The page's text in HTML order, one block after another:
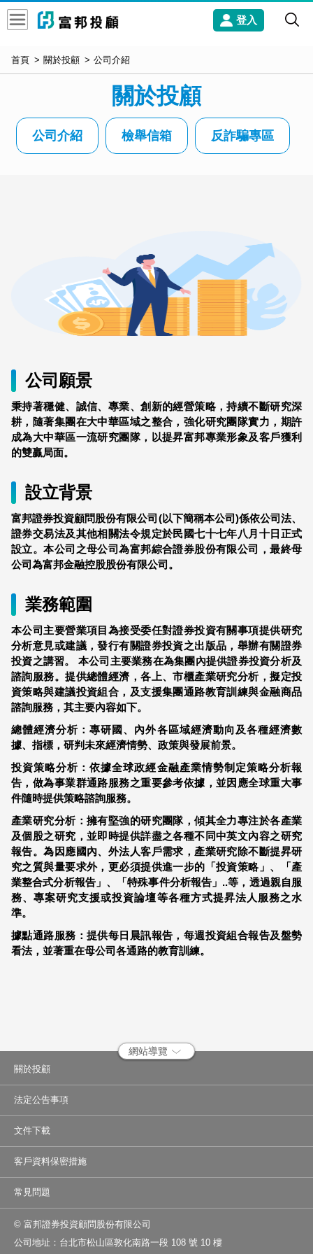
登入
首頁 關於投顧 公司介紹
關於投顧
公司介紹 檢舉信箱 反詐騙專區
公司願景
秉持著穩健、誠信、專業、創新的經營策略，持續不斷研究深
耕，隨著集團在大中華區域之整合，強化研究團隊實力，期許
成為大中華區一流研究團隊，以提昇富邦專業形象及客戶獲利
的雙贏局面。
設立背景
富邦證券投資顧問股份有限公司(以下簡稱本公司)係依公司法、
證券交易法及其他相關法令規定於民國七十七年八月十日正式
設立。本公司之母公司為富邦綜合證券股份有限公司，最終母
公司為富邦金融控股股份有限公司。
業務範圍
本公司主要營業項目為接受委任對證券投資有關事項提供研究
分析意見或建議，發行有關證券投資之出版品，舉辦有關證券
投資之講習。 本公司主要業務在為集團內提供證券投資分析及
諮詢服務。提供總體經濟，各上、市櫃產業研究分析，擬定投
資策略與建議投資組合，及支援集團通路教育訓練與金融商品
諮詢服務，其主要內容如下。
總體經濟分析：專研國、內外各區域經濟動向及各種經濟數
據、指標，研判未來經濟情勢、政策與發展前景。
投資策略分析：依據全球政經金融產業情勢制定策略分析報
告，做為事業群通路服務之重要參考依據，並因應全球重大事
件隨時提供策略諮詢服務。
產業研究分析：擁有堅強的研究團隊，傾其全力專注於各產業
及個股之研究，並即時提供詳盡之各種不同中英文內容之研究
報告。為因應國內、外法人客戶需求，產業研究除不斷提昇研
究之質與量要求外，更必須提供進一步的「投資策略」、「產
業整合式分析報告」、「特殊事件分析報告」..等，透過親自服
務、專案研究支援或投資論壇等各種方式提昇法人服務之水
準。
據點通路服務：提供每日晨訊報告，每週投資組合報告及盤勢
看法，並著重在母公司各通路的教育訓練。
網站導覽
關於投顧
法定公告事項
文件下載
客戶資料保密措施
常見問題
© 富邦證券投資顧問股份有限公司
公司地址：台北市松山區敦化南路一段 108 號 10 樓